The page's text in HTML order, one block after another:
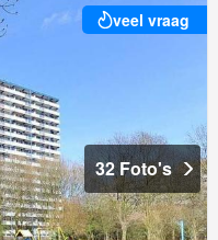
veel vraag
32 Foto's